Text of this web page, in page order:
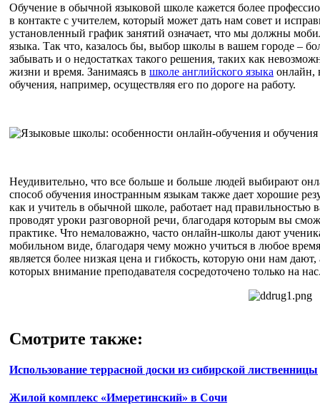
Обучение в обычной языковой школе кажется более
в контакте с учителем, который может дать нам совет и
установленный график занятий означает, что мы должны
языка. Так что, казалось бы, выбор школы в вашем городе –
забывать и о недостатках такого решения, таких как
жизни и время. Занимаясь в школе английского языка онлайн,
обучения, например, осуществляя его по дороге на работу.
Неудивительно, что все больше и больше людей выбирают
способ обучения иностранным языкам также дает хорошие
как и учитель в обычной школе, работает над правильностью
проводят уроки разговорной речи, благодаря которым вы
практике. Что немаловажно, часто онлайн-школы дают
мобильном виде, благодаря чему можно учиться в любое
является более низкая цена и гибкость, которую они нам
которых внимание преподавателя сосредоточено только на
Смотрите также:
Использование террасной доски из сибирской лиственницы
Жилой комплекс «Имеретинский» в Сочи